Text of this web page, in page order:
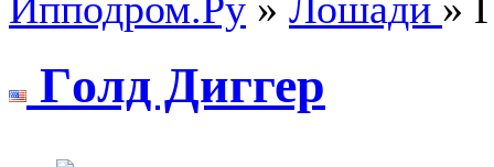
Гoлд Диггер